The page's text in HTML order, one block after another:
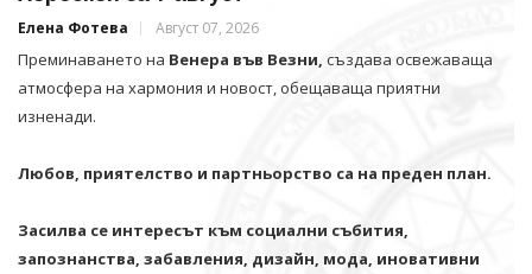
Елена Фотева Август 07, 2026
Преминаването на Венера във Везни, създава освежаваща
атмосфера на хармония и новост, обещаваща приятни
изненади.
Любов, приятелство и партньорство са на преден план.
Засилва се интересът към социални събития,
запознанства, забавления, дизайн, мода, иновативни